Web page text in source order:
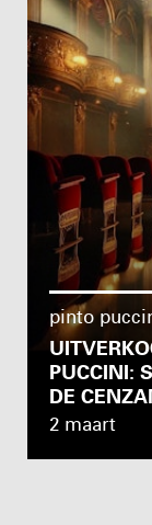
pinto
PUCCINI:
DE
2 maart